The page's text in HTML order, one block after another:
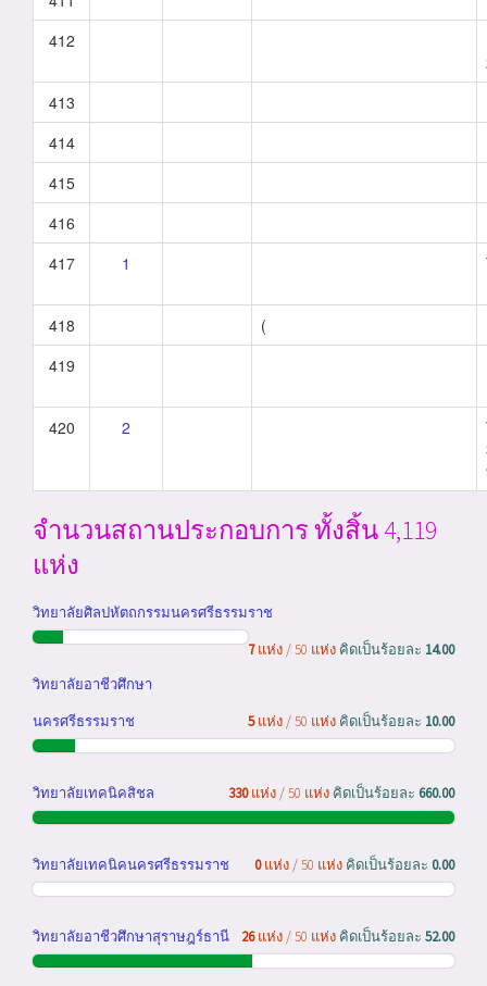
412
413
414
415
416
417
1
418
(
419
420
2
จำนวนสถานประกอบการ ทั้งสิ้น 4,119
แห่ง
วิทยาลัยศิลปหัตถกรรมนครศรีธรรมราช
7แห่ง / 50 แห่ง คิดเป็นร้อยละ 14.00
วิทยาลัยอาชีวศึกษา
นครศรีธรรมราช
5แห่ง / 50 แห่ง คิดเป็นร้อยละ 10.00
วิทยาลัยเทคนิคสิชล 330แห่ง / 50 แห่ง คิดเป็นร้อยละ 660.00
วิทยาลัยเทคนิคนครศรีธรรมราช 0แห่ง / 50 แห่ง คิดเป็นร้อยละ 0.00
วิทยาลัยอาชีวศึกษาสุราษฎร์ธานี 26แห่ง / 50 แห่ง คิดเป็นร้อยละ 52.00